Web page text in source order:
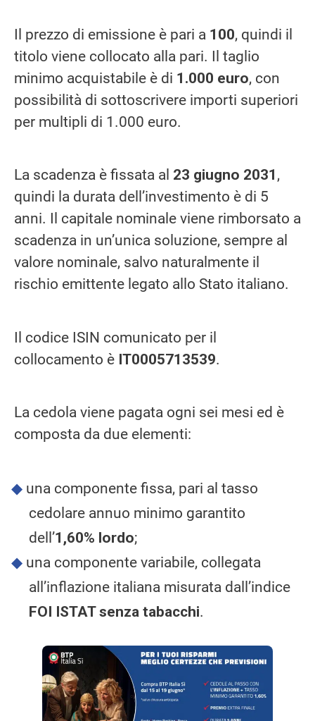
Il prezzo di emissione è pari a 100, quindi il
titolo viene collocato alla pari. Il taglio
minimo acquistabile è di 1.000 euro, con
possibilità di sottoscrivere importi superiori
per multipli di 1.000 euro.
La scadenza è fissata al 23 giugno 2031 ,
quindi la durata dell’investimento è di 5
anni. Il capitale nominale viene rimborsato a
scadenza in un’unica soluzione, sempre al
valore nominale, salvo naturalmente il
rischio emittente legato allo Stato italiano.
Il codice ISIN comunicato per il
collocamento è IT0005713539.
La cedola viene pagata ogni sei mesi ed è
composta da due elementi:
una componente fissa, pari al tasso
cedolare annuo minimo garantito
dell’1,60% lordo;
una componente variabile, collegata
all’inflazione italiana misurata dall’indice
FOI ISTAT senza tabacchi.